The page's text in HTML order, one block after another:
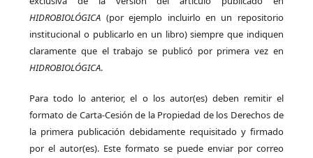
HIDROBIOLÓGICA (por ejemplo incluirlo en un repositorio
institucional o publicarlo en un libro) siempre que indiquen
claramente que el trabajo se publicó por primera vez en
HIDROBIOLÓGICA.
Para todo lo anterior, el o los autor(es) deben remitir el
formato de Carta-Cesión de la Propiedad de los Derechos de
la primera publicación debidamente requisitado y firmado
por el autor(es). Este formato se puede enviar por correo